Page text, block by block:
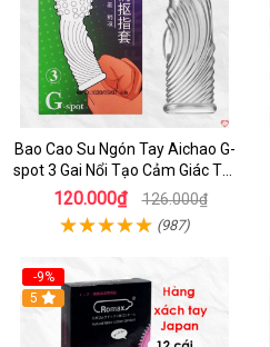
Bao Cao Su Ngón Tay Aichao G-
spot 3 Gai Nổi Tạo Cảm Giác Tột
Đỉnh
120.000₫ 126.000₫
(987)
-9%
5